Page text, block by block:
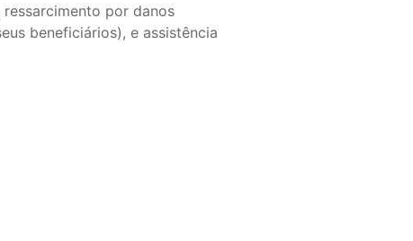
por danos
beneficiários), e assistência